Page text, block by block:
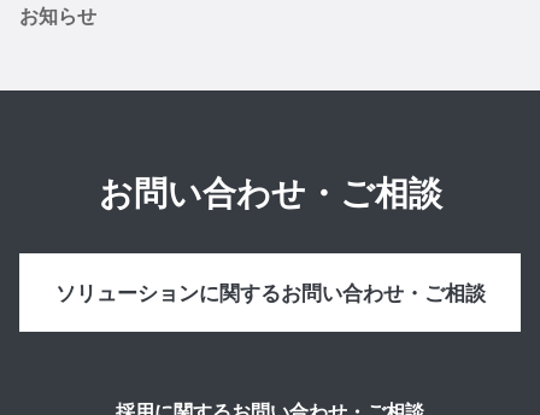
お知らせ
お問い合わせ・ご相談
ソリューションに関するお問い合わせ・ご相談